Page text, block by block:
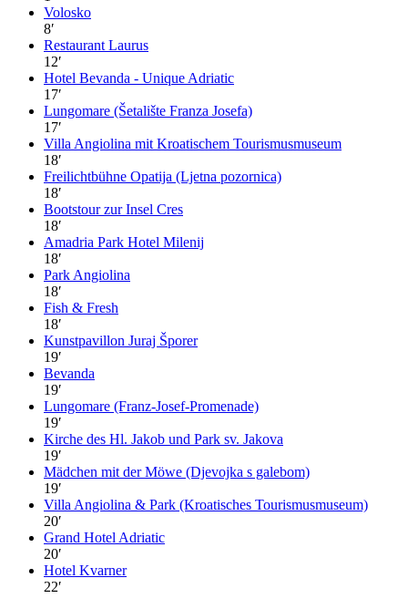
Volosko
8′
Restaurant Laurus
12′
Hotel Bevanda - Unique Adriatic
17′
Lungomare (Šetalište Franza Josefa)
17′
Villa Angiolina mit Kroatischem Tourismusmuseum
18′
Freilichtbühne Opatija (Ljetna pozornica)
18′
Bootstour zur Insel Cres
18′
Amadria Park Hotel Milenij
18′
Park Angiolina
18′
Fish & Fresh
18′
Kunstpavillon Juraj Šporer
19′
Bevanda
19′
Lungomare (Franz-Josef-Promenade)
19′
Kirche des Hl. Jakob und Park sv. Jakova
19′
Mädchen mit der Möwe (Djevojka s galebom)
19′
Villa Angiolina & Park (Kroatisches Tourismusmuseum)
20′
Grand Hotel Adriatic
20′
Hotel Kvarner
22′